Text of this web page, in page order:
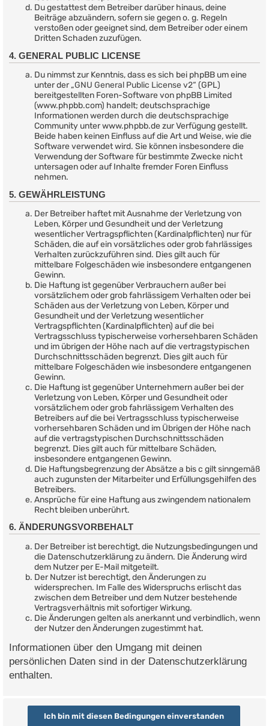
Du gestattest dem Betreiber darüber hinaus, deine
Beiträge abzuändern, sofern sie gegen o. g. Regeln
verstoßen oder geeignet sind, dem Betreiber oder einem
Dritten Schaden zuzufügen.
4. GENERAL PUBLIC LICENSE
Du nimmst zur Kenntnis, dass es sich bei phpBB um eine
unter der „GNU General Public License v2“ (GPL)
bereitgestellten Foren-Software von phpBB Limited
(www.phpbb.com) handelt; deutschsprachige
Informationen werden durch die deutschsprachige
Community unter www.phpbb.de zur Verfügung gestellt.
Beide haben keinen Einfluss auf die Art und Weise, wie die
Software verwendet wird. Sie können insbesondere die
Verwendung der Software für bestimmte Zwecke nicht
untersagen oder auf Inhalte fremder Foren Einfluss
nehmen.
5. GEWÄHRLEISTUNG
Der Betreiber haftet mit Ausnahme der Verletzung von
Leben, Körper und Gesundheit und der Verletzung
wesentlicher Vertragspflichten (Kardinalpflichten) nur für
Schäden, die auf ein vorsätzliches oder grob fahrlässiges
Verhalten zurückzuführen sind. Dies gilt auch für
mittelbare Folgeschäden wie insbesondere entgangenen
Gewinn.
Die Haftung ist gegenüber Verbrauchern außer bei
vorsätzlichem oder grob fahrlässigem Verhalten oder bei
Schäden aus der Verletzung von Leben, Körper und
Gesundheit und der Verletzung wesentlicher
Vertragspflichten (Kardinalpflichten) auf die bei
Vertragsschluss typischerweise vorhersehbaren Schäden
und im übrigen der Höhe nach auf die vertragstypischen
Durchschnittsschäden begrenzt. Dies gilt auch für
mittelbare Folgeschäden wie insbesondere entgangenen
Gewinn.
Die Haftung ist gegenüber Unternehmern außer bei der
Verletzung von Leben, Körper und Gesundheit oder
vorsätzlichem oder grob fahrlässigem Verhalten des
Betreibers auf die bei Vertragsschluss typischerweise
vorhersehbaren Schäden und im Übrigen der Höhe nach
auf die vertragstypischen Durchschnittsschäden
begrenzt. Dies gilt auch für mittelbare Schäden,
insbesondere entgangenen Gewinn.
Die Haftungsbegrenzung der Absätze a bis c gilt sinngemäß
auch zugunsten der Mitarbeiter und Erfüllungsgehilfen des
Betreibers.
Ansprüche für eine Haftung aus zwingendem nationalem
Recht bleiben unberührt.
6. ÄNDERUNGSVORBEHALT
Der Betreiber ist berechtigt, die Nutzungsbedingungen und
die Datenschutzerklärung zu ändern. Die Änderung wird
dem Nutzer per E-Mail mitgeteilt.
Der Nutzer ist berechtigt, den Änderungen zu
widersprechen. Im Falle des Widerspruchs erlischt das
zwischen dem Betreiber und dem Nutzer bestehende
Vertragsverhältnis mit sofortiger Wirkung.
Die Änderungen gelten als anerkannt und verbindlich, wenn
der Nutzer den Änderungen zugestimmt hat.
Informationen über den Umgang mit deinen
persönlichen Daten sind in der Datenschutzerklärung
enthalten.